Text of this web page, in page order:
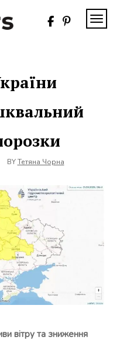
BYТетяна Чорна
вітру та зниження